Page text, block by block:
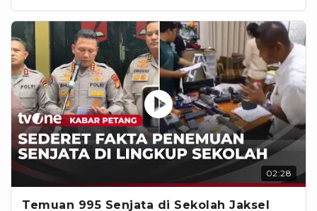
02:28
Temuan 995 Senjata di Sekolah Jaksel